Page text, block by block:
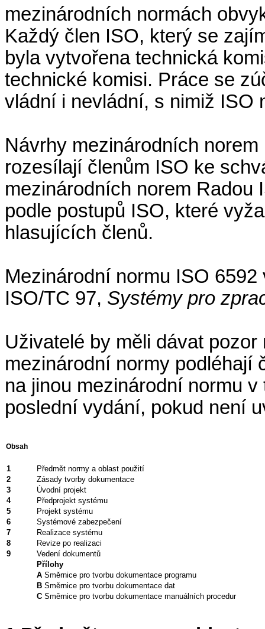
mezinárodních normách
Každý člen ISO, který se
byla vytvořena technická
technické komisi. Práce se
vládní i nevládní, s nimiž ISO
Návrhy mezinárodních
rozesílají členům ISO ke
mezinárodních norem Radou
podle postupů ISO, které
hlasujících členů.
Mezinárodní normu ISO
ISO/TC 97, Systémy pro
Uživatelé by měli dávat
mezinárodní normy podléhají
na jinou mezinárodní normu
poslední vydání, pokud není
Obsah
1
Předmět normy a oblast použití
2
Zásady tvorby dokumentace
3
Úvodní projekt
4
Předprojekt systému
5
Projekt systému
6
Systémové zabezpečení
7
Realizace systému
8
Revize po realizaci
9
Vedení dokumentů
Přílohy
A Směrnice pro tvorbu dokumentace programu
B Směrnice pro tvorbu dokumentace dat
C Směrnice pro tvorbu dokumentace manuálních procedur